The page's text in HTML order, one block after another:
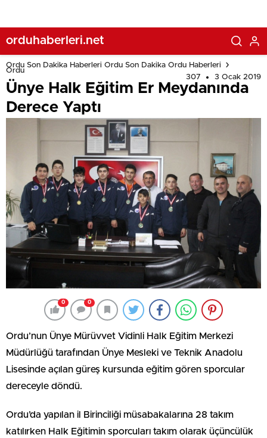
orduhaberleri.net
Ordu Son Dakika Haberleri Ordu Son Dakika Ordu Haberleri
Ordu
307
3 Ocak 2019
Ünye Halk Eğitim Er Meydanında
Derece Yaptı
0 0
Ordu’nun Ünye Mürüvvet Vidinli Halk Eğitim Merkezi
Müdürlüğü tarafından Ünye Mesleki ve Teknik Anadolu
Lisesinde açılan güreş kursunda eğitim gören sporcular
dereceyle döndü.
Ordu’da yapılan il Birinciliği müsabakalarına 28 takım
katılırken Halk Eğitimin sporcuları takım olarak üçüncülük